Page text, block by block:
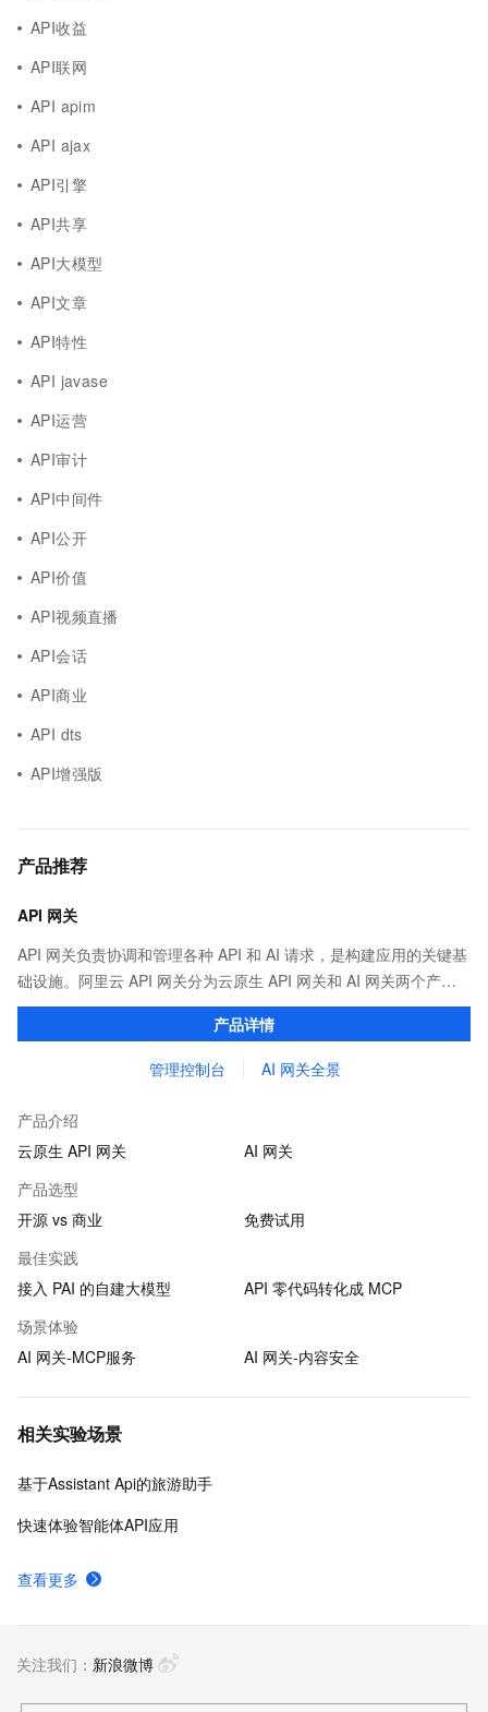
API收益
API联网
API apim
API ajax
API引擎
API共享
API大模型
API文章
API特性
API javase
API运营
API审计
API中间件
API公开
API价值
API视频直播
API会话
API商业
API dts
API增强版
产品推荐
API 网关
API 网关负责协调和管理各种 API 和 AI 请求，是构建应用的关键基
础设施。阿里云 API 网关分为云原生 API 网关和 AI 网关两个产
品。
产品详情
管理控制台 AI 网关全景
产品介绍
云原生 API 网关
AI 网关
产品选型
开源 vs 商业
免费试用
最佳实践
接入 PAI 的自建大模型
API 零代码转化成 MCP
场景体验
AI 网关-MCP服务
AI 网关-内容安全
相关实验场景
基于Assistant Api的旅游助手
快速体验智能体API应用
查看更多
关注我们： 新浪微博